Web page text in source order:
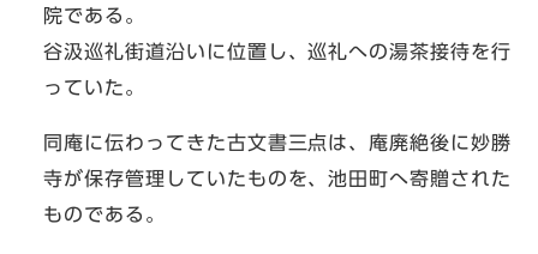
院である。
谷汲巡礼街道沿いに位置し、巡礼への湯茶接待を行
っていた。
同庵に伝わってきた古文書三点は、庵廃絶後に妙勝
寺が保存管理していたものを、池田町へ寄贈された
ものである。